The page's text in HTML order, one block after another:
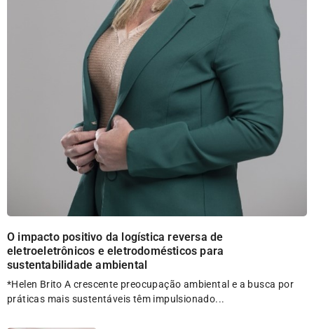
O impacto positivo da logística reversa de
eletroeletrônicos e eletrodomésticos para
sustentabilidade ambiental
*Helen Brito A crescente preocupação ambiental e a busca por
práticas mais sustentáveis têm impulsionado...